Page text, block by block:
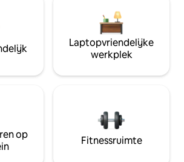
Laptopvriendelijke
werkplek
op
Fitnessruimte